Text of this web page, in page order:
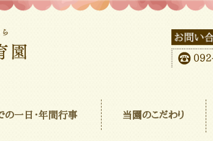
の一日･年間行事 当園のこだわり